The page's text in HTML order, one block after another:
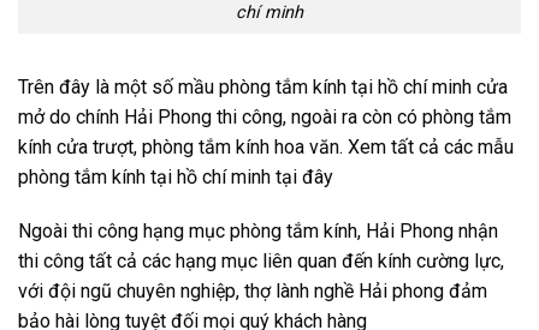
chí minh
Trên đây là một số mầu phòng tắm kính tại hồ chí minh cửa
mở do chính Hải Phong thi công, ngoài ra còn có phòng tắm
kính cửa trượt, phòng tắm kính hoa văn. Xem tất cả các mẫu
phòng tắm kính tại hồ chí minh tại đây
Ngoài thi công hạng mục phòng tắm kính, Hải Phong nhận
thi công tất cả các hạng mục liên quan đến kính cường lực,
với đội ngũ chuyên nghiệp, thợ lành nghề Hải phong đảm
bảo hài lòng tuyệt đối mọi quý khách hàng